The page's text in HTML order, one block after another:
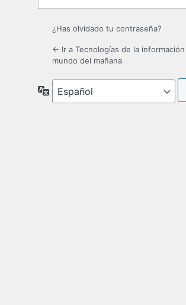
¿Has olvidado tu contraseña?
← Ir a Tecnologías de la información
mundo del mañana
Idioma